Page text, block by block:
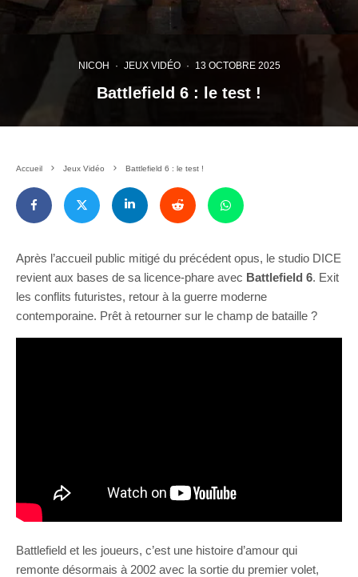
NICOH · JEUX VIDÉO · 13 OCTOBRE 2025
Battlefield 6 : le test !
Accueil Jeux Vidéo Battlefield 6 : le test !
Après l’accueil public mitigé du précédent opus, le studio DICE
revient aux bases de sa licence-phare avec Battlefield 6. Exit
les conflits futuristes, retour à la guerre moderne
contemporaine. Prêt à retourner sur le champ de bataille ?
Battlefield et les joueurs, c’est une histoire d’amour qui
remonte désormais à 2002 avec la sortie du premier volet,